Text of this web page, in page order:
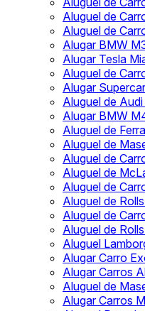
Aluguel de
Aluguel de
Alugar BMW
Alugar Tesla
Aluguel de
Alugar
Aluguel de
Alugar BMW
Aluguel de
Aluguel de
Aluguel de
Aluguel de
Aluguel de
Aluguel de
Aluguel de
Aluguel de
Aluguel
Alugar Carro
Alugar Carros
Aluguel de
Alugar Carros